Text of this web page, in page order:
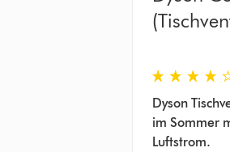
4.3 stars out
Dyson
im Sommer
Luftstrom.